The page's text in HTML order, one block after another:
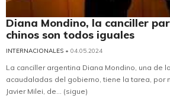
Diana Mondino, la canciller
chinos son todos iguales
INTERNACIONALES • 04.05.2024
La canciller argentina Diana Mondino, una de
acaudaladas del gobierno, tiene la tarea, por
Javier Milei, de... (sigue)